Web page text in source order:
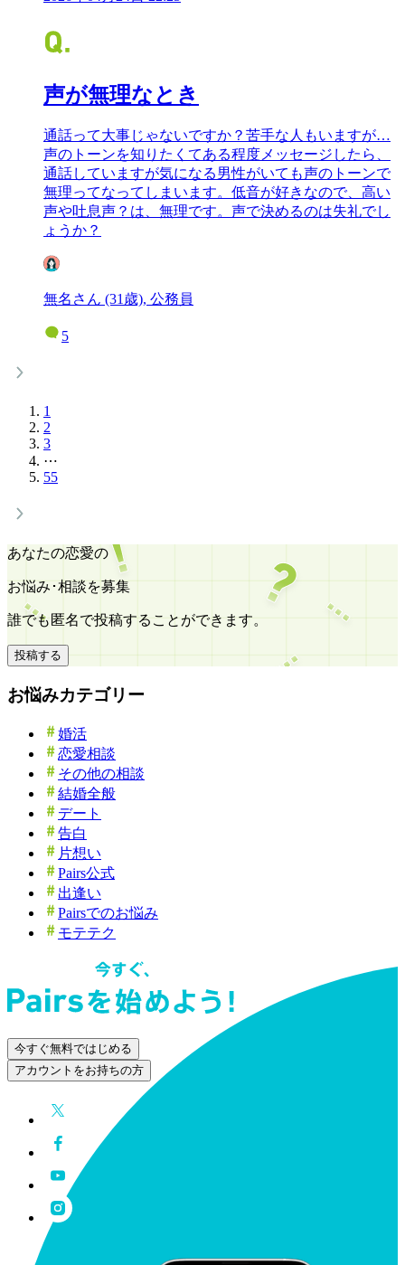
声が無理なとき
通話って大事じゃないですか？苦手な人もいますが…
声のトーンを知りたくてある程度メッセージしたら、
通話していますが気になる男性がいても声のトーンで
無理ってなってしまいます。低音が好きなので、高い
声や吐息声？は、無理です。声で決めるのは失礼でし
ょうか？
無名さん (31歳), 公務員
5
1
2
3
⋯
55
あなたの恋愛の
お悩み･相談を募集
誰でも匿名で投稿することができます。
投稿する
お悩みカテゴリー
婚活
恋愛相談
その他の相談
結婚全般
デート
告白
片想い
Pairs公式
出逢い
Pairsでのお悩み
モテテク
今すぐ無料ではじめる
アカウントをお持ちの方